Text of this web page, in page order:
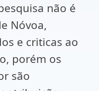
não é
Nóvoa,
e criticas ao
porém os
são